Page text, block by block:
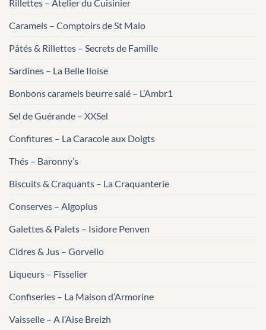
Rillettes – Atelier du Cuisinier
Caramels – Comptoirs de St Malo
Pâtés & Rillettes – Secrets de Famille
Sardines – La Belle Iloise
Bonbons caramels beurre salé – L’Ambr1
Sel de Guérande – XXSel
Confitures – La Caracole aux Doigts
Thés – Baronny’s
Biscuits & Craquants – La Craquanterie
Conserves – Algoplus
Galettes & Palets – Isidore Penven
Cidres & Jus – Gorvello
Liqueurs – Fisselier
Confiseries – La Maison d’Armorine
Vaisselle – A l’Aise Breizh